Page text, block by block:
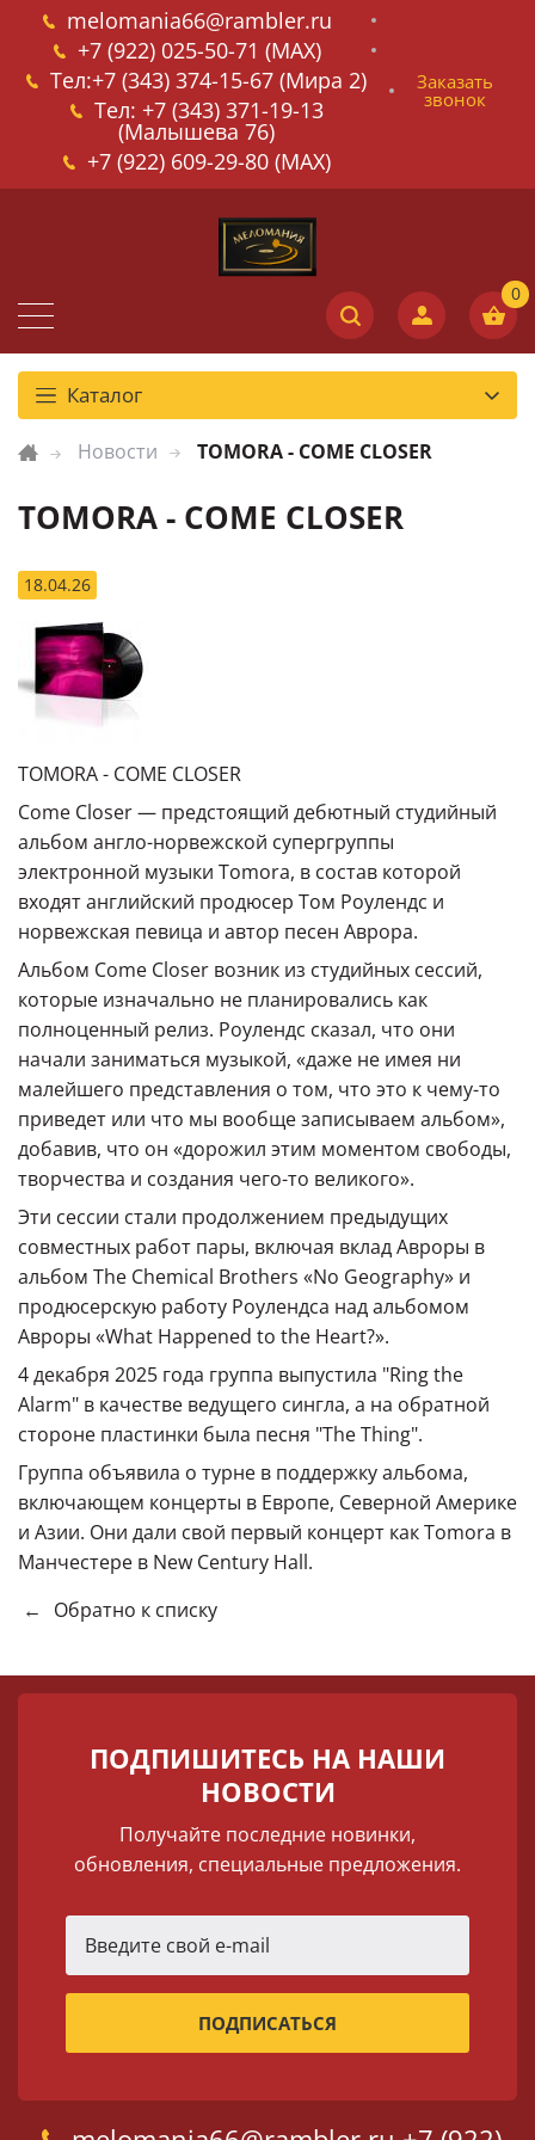
melomania66@rambler.ru
+7 (922) 025-50-71 (MAX)
Тел:+7 (343) 374-15-67 (Мира 2)
Тел: +7 (343) 371-19-13
(Малышева 76)
+7 (922) 609-29-80 (MAX)
Заказать
звонок
Каталог
Новости TOMORA - COME CLOSER
TOMORA - COME CLOSER
18.04.26
TOMORA - COME CLOSER
Come Closer — предстоящий дебютный студийный
альбом англо-норвежской супергруппы
электронной музыки Tomora, в состав которой
входят английский продюсер Том Роулендс и
норвежская певица и автор песен Аврора.
Альбом Come Closer возник из студийных сессий,
которые изначально не планировались как
полноценный релиз. Роулендс сказал, что они
начали заниматься музыкой, «даже не имея ни
малейшего представления о том, что это к чему-то
приведет или что мы вообще записываем альбом»,
добавив, что он «дорожил этим моментом свободы,
творчества и создания чего-то великого».
Эти сессии стали продолжением предыдущих
совместных работ пары, включая вклад Авроры в
альбом The Chemical Brothers «No Geography» и
продюсерскую работу Роулендса над альбомом
Авроры «What Happened to the Heart?».
4 декабря 2025 года группа выпустила "Ring the
Alarm" в качестве ведущего сингла, а на обратной
стороне пластинки была песня "The Thing".
Группа объявила о турне в поддержку альбома,
включающем концерты в Европе, Северной Америке
и Азии. Они дали свой первый концерт как Tomora в
Манчестере в New Century Hall.
←
Обратно к списку
ПОДПИШИТЕСЬ НА НАШИ
НОВОСТИ
Получайте последние новинки,
обновления, специальные предложения.